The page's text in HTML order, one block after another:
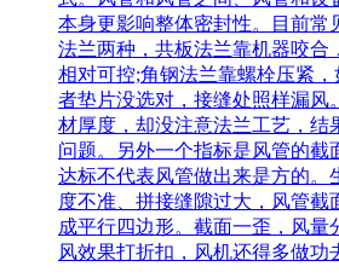
本身更影响整体密封性。目前常
法兰两种，共板法兰靠机器咬合
相对可控;角钢法兰靠螺栓压紧
者垫片没选对，接缝处照样漏风
材厚度，却没注意法兰工艺，结
问题。另外一个指标是风管的截
达标不代表风管做出来是方的。
度不准、拼接缝隙过大，风管截
成平行四边形。截面一歪，风量
风效果打折扣，风机还得多做功